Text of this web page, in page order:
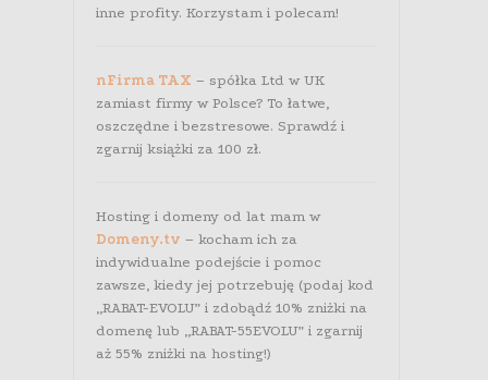
inne profity. Korzystam i polecam!
nFirma TAX – spółka Ltd w UK
zamiast firmy w Polsce? To łatwe,
oszczędne i bezstresowe. Sprawdź i
zgarnij książki za 100 zł.
Hosting i domeny od lat mam w
Domeny.tv – kocham ich za
indywidualne podejście i pomoc
zawsze, kiedy jej potrzebuję (podaj kod
„RABAT-EVOLU” i zdobądź 10% zniżki na
domenę lub „RABAT-55EVOLU” i zgarnij
aż 55% zniżki na hosting!)